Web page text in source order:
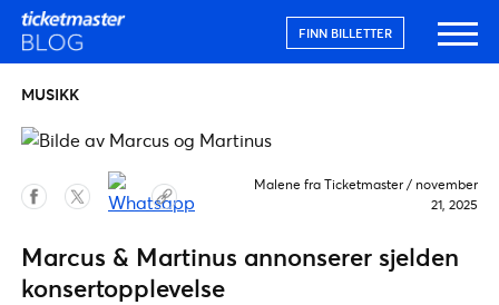
FINN BILLETTER
MUSIKK
Malene fra Ticketmaster / november
21, 2025
Marcus & Martinus annonserer sjelden
konsertopplevelse